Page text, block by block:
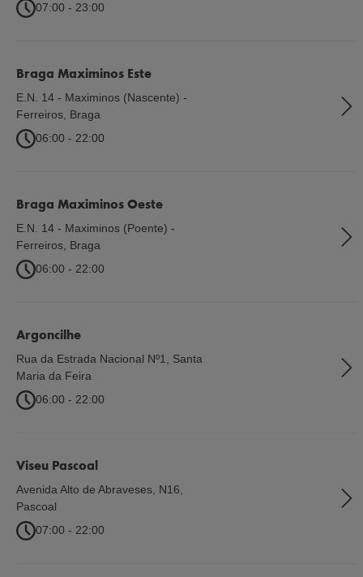
07:00 - 23:00
Braga Maximinos Este
E.N. 14 - Maximinos (Nascente) -
Ferreiros Braga
06:00 - 22:00
Braga Maximinos Oeste
E.N. 14 - Maximinos (Poente) -
Ferreiros Braga
06:00 - 22:00
Argoncilhe
Rua da Estrada Nacional Nº1
Santa
Maria da Feira
06:00 - 22:00
Viseu Pascoal
Avenida Alto de Abraveses, N16
Pascoal
07:00 - 22:00